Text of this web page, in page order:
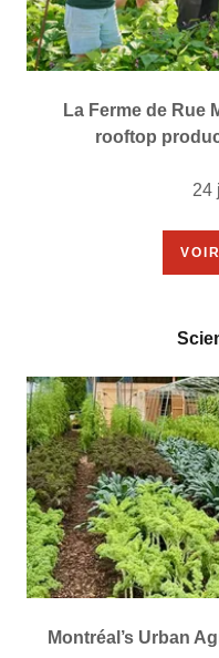
La Ferme de Rue
rooftop
24
Montréal’s Urban